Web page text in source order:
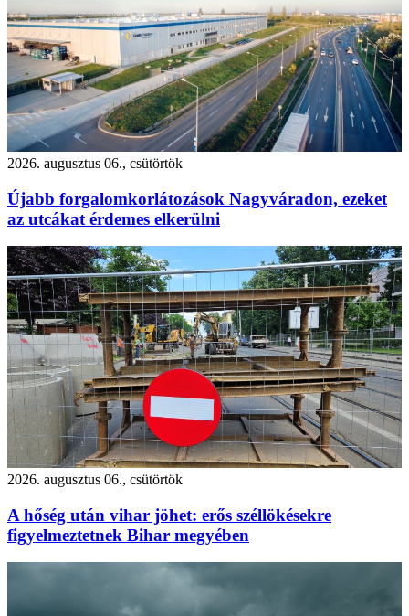
2026. augusztus 06., csütörtök
Újabb forgalomkorlátozások Nagyváradon, ezeket
az utcákat érdemes elkerülni
2026. augusztus 06., csütörtök
A hőség után vihar jöhet: erős széllökésekre
figyelmeztetnek Bihar megyében